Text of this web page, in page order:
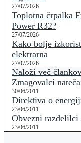
27/07/2026
Toplotna črpalka
Power R32?
27/07/2026
Kako bolje
elektrarna
27/07/2026
Naloži več člankov
Zmagovalci
30/06/2011
Direktiva o
23/06/2011
Obvezni razdelilci
23/06/2011